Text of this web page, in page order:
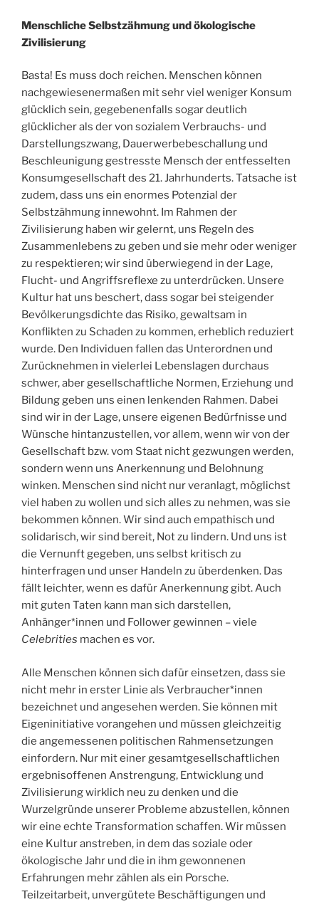
Menschliche Selbstzähmung und ökologische
Zivilisierung
Basta! Es muss doch reichen. Menschen können
nachgewiesenermaßen mit sehr viel weniger Konsum
glücklich sein, gegebenenfalls sogar deutlich
glücklicher als der von sozialem Verbrauchs- und
Darstellungszwang, Dauerwerbebeschallung und
Beschleunigung gestresste Mensch der entfesselten
Konsumgesellschaft des 21. Jahrhunderts. Tatsache ist
zudem, dass uns ein enormes Potenzial der
Selbstzähmung innewohnt. Im Rahmen der
Zivilisierung haben wir gelernt, uns Regeln des
Zusammenlebens zu geben und sie mehr oder weniger
zu respektieren; wir sind überwiegend in der Lage,
Flucht- und Angriffsreflexe zu unterdrücken. Unsere
Kultur hat uns beschert, dass sogar bei steigender
Bevölkerungsdichte das Risiko, gewaltsam in
Konflikten zu Schaden zu kommen, erheblich reduziert
wurde. Den Individuen fallen das Unterordnen und
Zurücknehmen in vielerlei Lebenslagen durchaus
schwer, aber gesellschaftliche Normen, Erziehung und
Bildung geben uns einen lenkenden Rahmen. Dabei
sind wir in der Lage, unsere eigenen Bedürfnisse und
Wünsche hintanzustellen, vor allem, wenn wir von der
Gesellschaft bzw. vom Staat nicht gezwungen werden,
sondern wenn uns Anerkennung und Belohnung
winken. Menschen sind nicht nur veranlagt, möglichst
viel haben zu wollen und sich alles zu nehmen, was sie
bekommen können. Wir sind auch empathisch und
solidarisch, wir sind bereit, Not zu lindern. Und uns ist
die Vernunft gegeben, uns selbst kritisch zu
hinterfragen und unser Handeln zu überdenken. Das
fällt leichter, wenn es dafür Anerkennung gibt. Auch
mit guten Taten kann man sich darstellen,
Anhänger*innen und Follower gewinnen – viele
Celebrities machen es vor.
Alle Menschen können sich dafür einsetzen, dass sie
nicht mehr in erster Linie als Verbraucher*innen
bezeichnet und angesehen werden. Sie können mit
Eigeninitiative vorangehen und müssen gleichzeitig
die angemessenen politischen Rahmensetzungen
einfordern. Nur mit einer gesamtgesellschaftlichen
ergebnisoffenen Anstrengung, Entwicklung und
Zivilisierung wirklich neu zu denken und die
Wurzelgründe unserer Probleme abzustellen, können
wir eine echte Transformation schaffen. Wir müssen
eine Kultur anstreben, in dem das soziale oder
ökologische Jahr und die in ihm gewonnenen
Erfahrungen mehr zählen als ein Porsche.
Teilzeitarbeit, unvergütete Beschäftigungen und